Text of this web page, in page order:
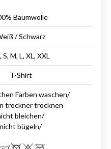
Baumwolle
/ Schwarz
S, M, L, XL, XXL
T-Shirt
Farben waschen/
trockner trocknen
bleichen/
nicht bügeln/